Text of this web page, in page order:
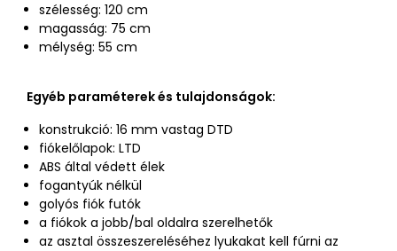
szélesség: 120 cm
magasság: 75 cm
mélység: 55 cm
Egyéb paraméterek és tulajdonságok:
konstrukció: 16 mm vastag DTD
fiókelőlapok: LTD
ABS által védett élek
fogantyúk nélkül
golyós fiók futók
a fiókok a jobb/bal oldalra szerelhetők
az asztal összeszereléséhez lyukakat kell fúrni az